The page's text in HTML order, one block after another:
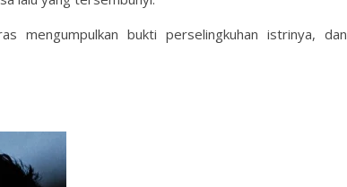
mengumpulkan bukti perselingkuhan istrinya, dan